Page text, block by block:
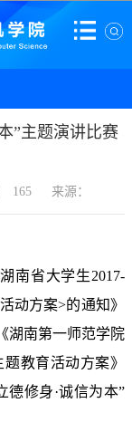
”主题演讲比赛
165 来源：
湖南省大学生2017-
动方案>的通知》
湖南第一师范学院
教育活动方案》
德修身·诚信为本”